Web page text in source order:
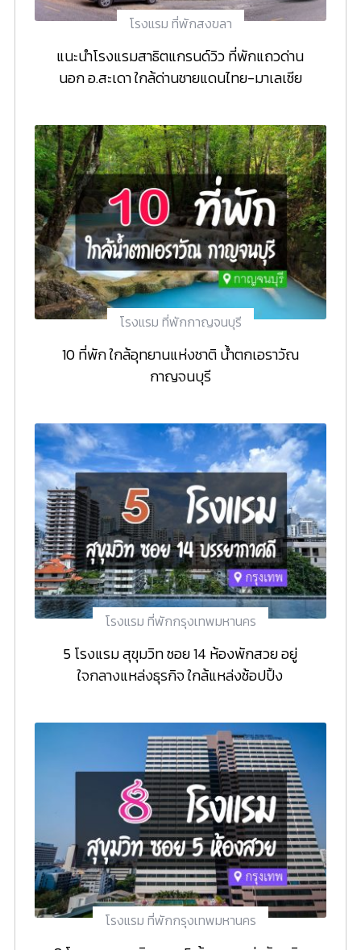
โรงแรม ที่พักสงขลา
แนะนำโรงแรมสาธิตแกรนด์วิว ที่พักแถวด่าน
นอก อ.สะเดา ใกล้ด่านชายแดนไทย-มาเลเซีย
โรงแรม ที่พักกาญจนบุรี
10 ที่พัก ใกล้อุทยานแห่งชาติ น้ำตกเอราวัณ
กาญจนบุรี
โรงแรม ที่พักกรุงเทพมหานคร
5 โรงแรม สุขุมวิท ซอย 14 ห้องพักสวย อยู่
ใจกลางแหล่งธุรกิจ ใกล้แหล่งช้อปปิ้ง
โรงแรม ที่พักกรุงเทพมหานคร